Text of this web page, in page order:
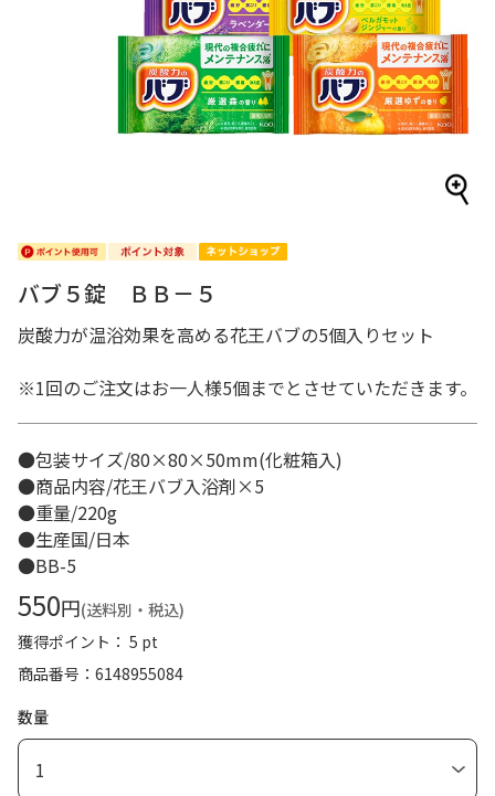
バブ５錠 ＢＢ－５
炭酸力が温浴効果を高める花王バブの5個入りセット
※1回のご注文はお一人様5個までとさせていただきます。
●包装サイズ/80×80×50mm(化粧箱入)
●商品内容/花王バブ入浴剤×5
●重量/220g
●生産国/日本
●BB-5
550円(送料別・税込)
獲得ポイント： 5 pt
商品番号
6148955084
数量
1